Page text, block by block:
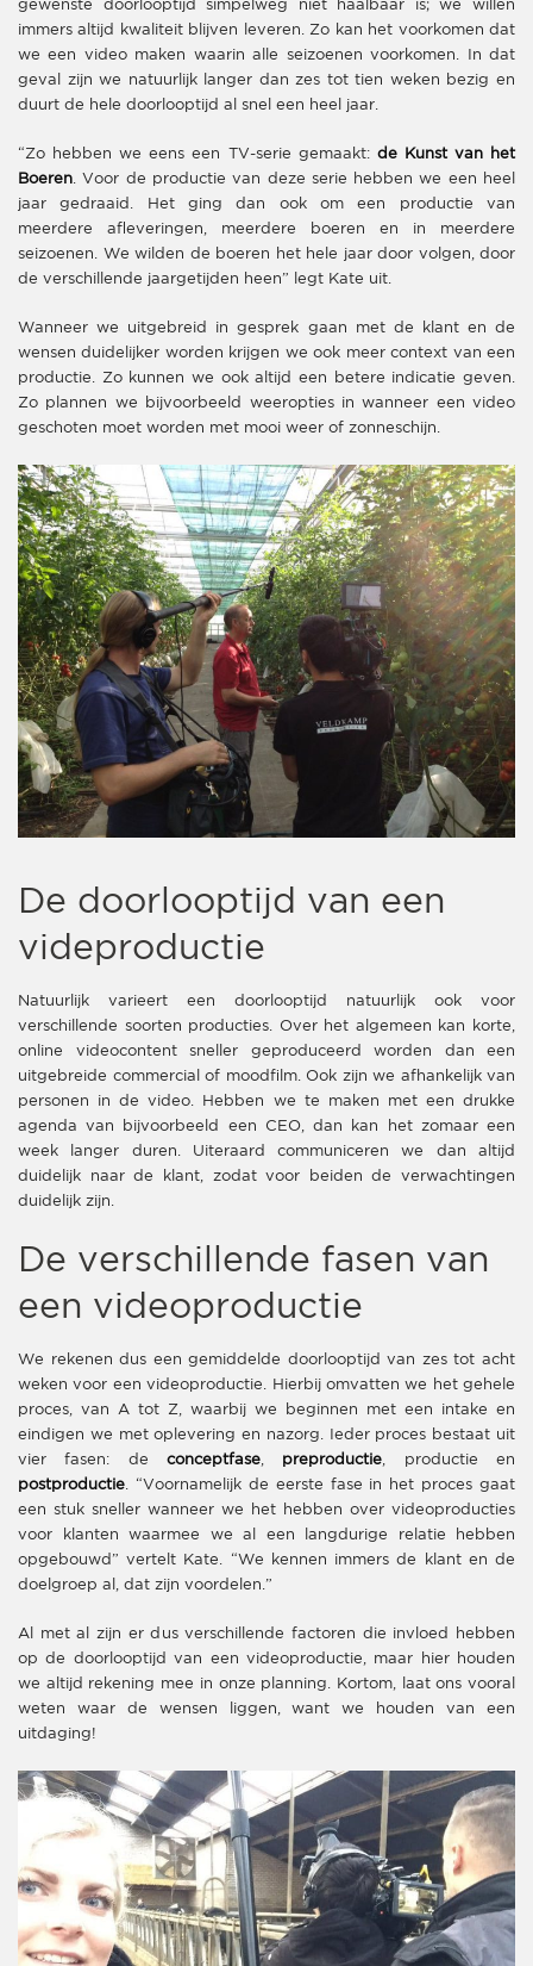
gewenste doorlooptijd simpelweg niet haalbaar is; we willen
immers altijd kwaliteit blijven leveren. Zo kan het voorkomen dat
we een video maken waarin alle seizoenen voorkomen. In dat
geval zijn we natuurlijk langer dan zes tot tien weken bezig en
duurt de hele doorlooptijd al snel een heel jaar.
“Zo hebben we eens een TV-serie gemaakt: de Kunst van het
Boeren . Voor de productie van deze serie hebben we een heel
jaar gedraaid. Het ging dan ook om een productie van
meerdere afleveringen, meerdere boeren en in meerdere
seizoenen. We wilden de boeren het hele jaar door volgen, door
de verschillende jaargetijden heen” legt Kate uit.
Wanneer we uitgebreid in gesprek gaan met de klant en de
wensen duidelijker worden krijgen we ook meer context van een
productie. Zo kunnen we ook altijd een betere indicatie geven.
Zo plannen we bijvoorbeeld weeropties in wanneer een video
geschoten moet worden met mooi weer of zonneschijn.
De doorlooptijd van een
videproductie
Natuurlijk varieert een doorlooptijd natuurlijk ook voor
verschillende soorten producties. Over het algemeen kan korte,
online videocontent sneller geproduceerd worden dan een
uitgebreide commercial of moodfilm. Ook zijn we afhankelijk van
personen in de video. Hebben we te maken met een drukke
agenda van bijvoorbeeld een CEO, dan kan het zomaar een
week langer duren. Uiteraard communiceren we dan altijd
duidelijk naar de klant, zodat voor beiden de verwachtingen
duidelijk zijn.
De verschillende fasen van
een videoproductie
We rekenen dus een gemiddelde doorlooptijd van zes tot acht
weken voor een videoproductie. Hierbij omvatten we het gehele
proces, van A tot Z, waarbij we beginnen met een intake en
eindigen we met oplevering en nazorg. Ieder proces bestaat uit
vier fasen: de conceptfase preproductie , productie en
postproductie . “Voornamelijk de eerste fase in het proces gaat
een stuk sneller wanneer we het hebben over videoproducties
voor klanten waarmee we al een langdurige relatie hebben
opgebouwd” vertelt Kate. “We kennen immers de klant en de
doelgroep al, dat zijn voordelen.”
Al met al zijn er dus verschillende factoren die invloed hebben
op de doorlooptijd van een videoproductie, maar hier houden
we altijd rekening mee in onze planning. Kortom, laat ons vooral
weten waar de wensen liggen, want we houden van een
uitdaging!